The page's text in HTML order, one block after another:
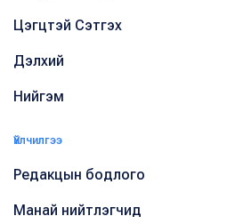
Цэгцтэй Сэтгэх
Дэлхий
Нийгэм
Үйлчилгээ
Редакцын бодлого
Манай нийтлэгчид